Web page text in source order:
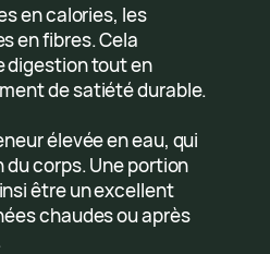
en calories, les
en fibres. Cela
digestion tout en
de satiété durable.
élevée en eau, qui
du corps. Une portion
être un excellent
chaudes ou après